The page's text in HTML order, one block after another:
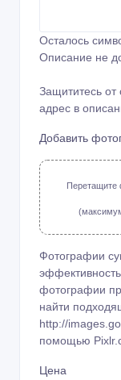
Осталось
Описание не
Защититесь
адрес в
Добавить
Перетащите
Фотографии
фотографии
найти
http://
помощью
Цена